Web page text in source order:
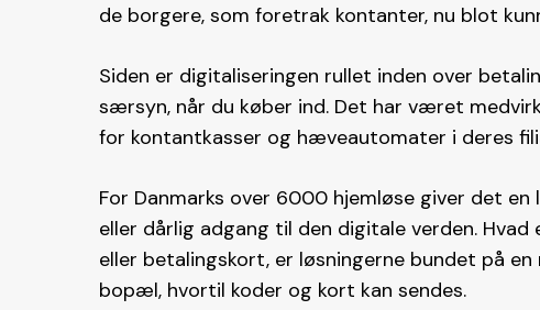
de borgere, som foretrak kontanter, nu blot
Siden er digitaliseringen rullet inden over
særsyn, når du køber ind. Det har været
for kontantkasser og hæveautomater i deres
For Danmarks over 6000 hjemløse giver det
eller dårlig adgang til den digitale verden.
eller betalingskort, er løsningerne bundet på
bopæl, hvortil koder og kort kan sendes.